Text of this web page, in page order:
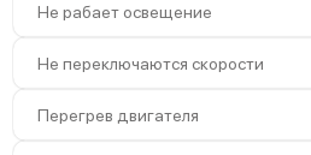
Не рабает освещение
Не переключаются скорости
Перегрев двигателя